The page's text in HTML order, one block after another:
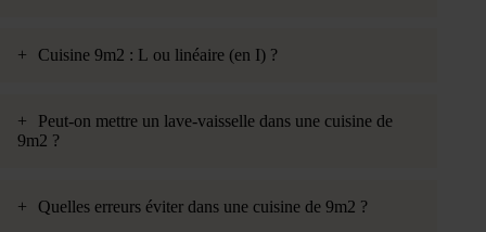
+ Cuisine 9m2 : L ou linéaire (en I) ?
+
Peut-on mettre un lave-vaisselle dans une cuisine de
9m2 ?
+
Quelles erreurs éviter dans une cuisine de 9m2 ?